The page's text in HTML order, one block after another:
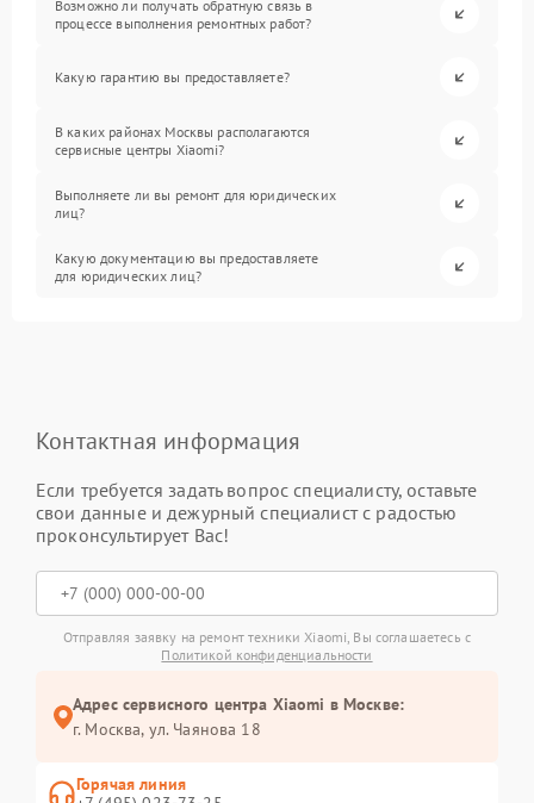
Возможно ли получать обратную связь в
процессе выполнения ремонтных работ?
Какую гарантию вы предоставляете?
В каких районах Москвы располагаются
сервисные центры Xiaomi?
Выполняете ли вы ремонт для юридических
лиц?
Какую документацию вы предоставляете
для юридических лиц?
Контактная информация
Если требуется задать вопрос специалисту, оставьте
свои данные и дежурный специалист с радостью
проконсультирует Вас!
Отправляя заявку на ремонт техники Xiaomi, Вы соглашаетесь с
Политикой конфиденциальности
Адрес сервисного центра Xiaomi в Москве:
г. Москва, ул. Чаянова 18
Горячая линия